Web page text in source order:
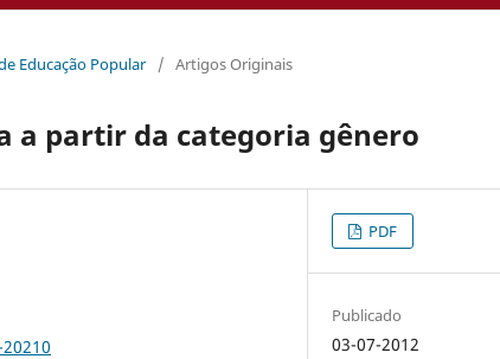
Educação Popular / Artigos Originais
a partir da categoria gênero
PDF
Publicado
03-07-2012